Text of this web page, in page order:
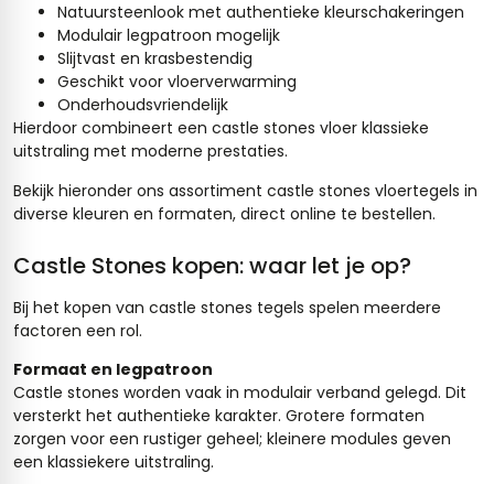
Natuursteenlook met authentieke kleurschakeringen
Modulair legpatroon mogelijk
Slijtvast en krasbestendig
Geschikt voor vloerverwarming
Onderhoudsvriendelijk
Hierdoor combineert een castle stones vloer klassieke
uitstraling met moderne prestaties.
Bekijk hieronder ons assortiment castle stones vloertegels in
diverse kleuren en formaten, direct online te bestellen.
Castle Stones kopen: waar let je op?
Bij het kopen van castle stones tegels spelen meerdere
factoren een rol.
Formaat en legpatroon
Castle stones worden vaak in modulair verband gelegd. Dit
versterkt het authentieke karakter. Grotere formaten
zorgen voor een rustiger geheel; kleinere modules geven
een klassiekere uitstraling.